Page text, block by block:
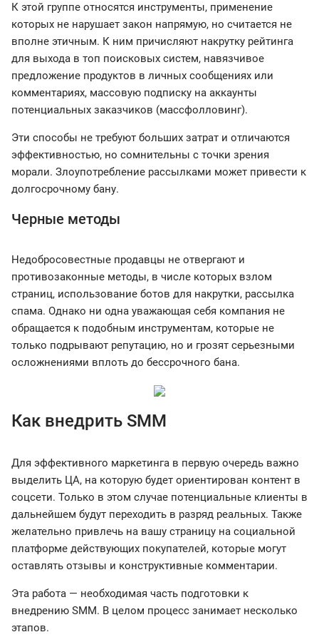
К этой группе относятся инструменты, применение
которых не нарушает закон напрямую, но считается не
вполне этичным. К ним причисляют накрутку рейтинга
для выхода в топ поисковых систем, навязчивое
предложение продуктов в личных сообщениях или
комментариях, массовую подписку на аккаунты
потенциальных заказчиков (массфолловинг).
Эти способы не требуют больших затрат и отличаются
эффективностью, но сомнительны с точки зрения
морали. Злоупотребление рассылками может привести к
долгосрочному бану.
Черные методы
Недобросовестные продавцы не отвергают и
противозаконные методы, в числе которых взлом
страниц, использование ботов для накрутки, рассылка
спама. Однако ни одна уважающая себя компания не
обращается к подобным инструментам, которые не
только подрывают репутацию, но и грозят серьезными
осложнениями вплоть до бессрочного бана.
Как внедрить SMM
Для эффективного маркетинга в первую очередь важно
выделить ЦА, на которую будет ориентирован контент в
соцсети. Только в этом случае потенциальные клиенты в
дальнейшем будут переходить в разряд реальных. Также
желательно привлечь на вашу страницу на социальной
платформе действующих покупателей, которые могут
оставлять отзывы и конструктивные комментарии.
Эта работа — необходимая часть подготовки к
внедрению SMM. В целом процесс занимает несколько
этапов.